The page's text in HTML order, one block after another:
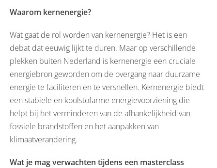
Waarom kernenergie?
Wat gaat de rol worden van kernenergie? Het is een
debat dat eeuwig lijkt te duren. Maar op verschillende
plekken buiten Nederland is kernenergie een cruciale
energiebron geworden om de overgang naar duurzame
energie te faciliteren en te versnellen. Kernenergie biedt
een stabiele en koolstofarme energievoorziening die
helpt bij het verminderen van de afhankelijkheid van
fossiele brandstoffen en het aanpakken van
klimaatverandering.
Wat je mag verwachten tijdens een masterclass